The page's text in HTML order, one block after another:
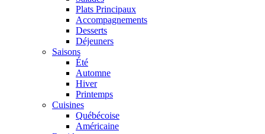
Plats Principaux
Accompagnements
Desserts
Déjeuners
Saisons
Été
Automne
Hiver
Printemps
Cuisines
Québécoise
Américaine